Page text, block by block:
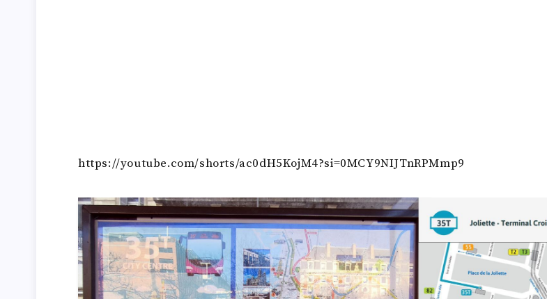
https://youtube.com/shorts/ac0dH5KojM4?si=0MCY9NIJTnRPMmp9